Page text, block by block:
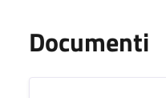
Documenti